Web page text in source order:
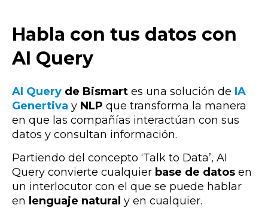
Habla con tus datos con
AI Query
AI Query de Bismart es una solución de IA
Genertiva y NLP que transforma la manera
en que las compañías interactúan con sus
datos y consultan información.
Partiendo del concepto ‘Talk to Data’, AI
Query convierte cualquier base de datos en
un interlocutor con el que se puede hablar
en lenguaje natural y en cualquier.